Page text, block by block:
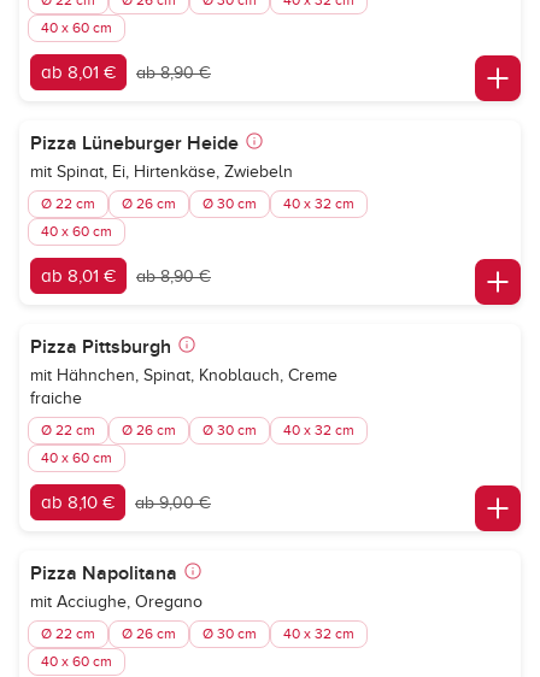
40 x 60 cm
ab 8,01 € ab 8,90 €
Pizza Lüneburger Heide
mit Spinat, Ei, Hirtenkäse, Zwiebeln
Ø 22 cm Ø 26 cm Ø 30 cm
40 x 32 cm
40 x 60 cm
ab 8,01 € ab 8,90 €
Pizza Pittsburgh
mit Hähnchen, Spinat, Knoblauch, Creme
fraiche
Ø 22 cm Ø 26 cm Ø 30 cm
40 x 32 cm
40 x 60 cm
ab 8,10 € ab 9,00 €
Pizza Napolitana
mit Acciughe, Oregano
Ø 22 cm Ø 26 cm Ø 30 cm
40 x 32 cm
40 x 60 cm